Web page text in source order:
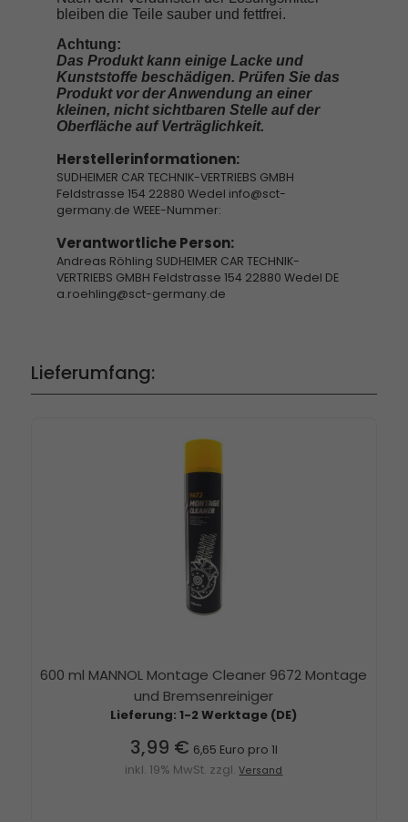
bleiben die Teile sauber und fettfrei.
Achtung:
Das Produkt kann einige Lacke und
Kunststoffe beschädigen. Prüfen Sie das
Produkt vor der Anwendung an einer
kleinen, nicht sichtbaren Stelle auf der
Oberfläche auf Verträglichkeit.
Herstellerinformationen:
SUDHEIMER CAR TECHNIK-VERTRIEBS GMBH
Feldstrasse 154 22880 Wedel info@sct-
germany.de WEEE-Nummer:
Verantwortliche Person:
Andreas Röhling SUDHEIMER CAR TECHNIK-
VERTRIEBS GMBH Feldstrasse 154 22880 Wedel DE
a.roehling@sct-germany.de
Lieferumfang:
600 ml MANNOL Montage Cleaner 9672 Montage
und Bremsenreiniger
Lieferung: 1-2 Werktage (DE)
3,99 € 6,65 Euro pro 1l
inkl. 19% MwSt. zzgl.Versand